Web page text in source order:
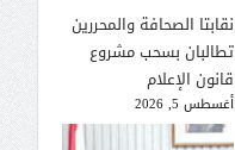
نقابتا الصحافة والمحررين
تطالبان بسحب مشروع
قانون الإعلام
أغسطس 5, 2026